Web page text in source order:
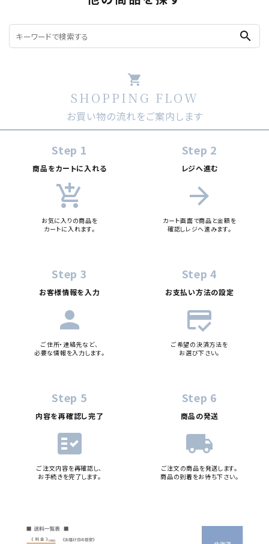
search
shopping_cart
SHOPPING FLOW
お買い物の流れをご案内します
Step 1
商品をカートに入れる
add_shopping_cart
お気に入りの商品を
カートに入れます。
Step 2
レジへ進む
arrow_forward
カート画面で商品と金額を
確認しレジへ進みます。
Step 3
お客様情報を入力
person
ご住所・連絡先など、
必要な情報を入力します。
Step 4
お支払い方法の設定
credit_score
ご希望の決済方法を
お選び下さい。
Step 5
内容を再確認し完了
fact_check
ご注文内容を再確認し、
お手続きを完了します。
Step 6
商品の発送
local_shipping
ご注文の商品を発送します。
商品の到着をお待ち下さい。